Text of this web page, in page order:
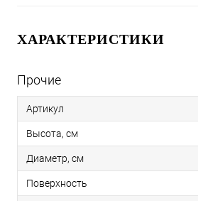
ХАРАКТЕРИСТИКИ
Прочие
Артикул
Высота, см
Диаметр, см
Поверхность